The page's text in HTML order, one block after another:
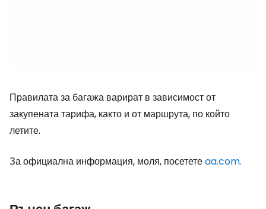
Правилата за багажа варират в зависимост от
закупената тарифа, както и от маршрута, по който
летите.
За официална информация, моля, посететеaa.com.